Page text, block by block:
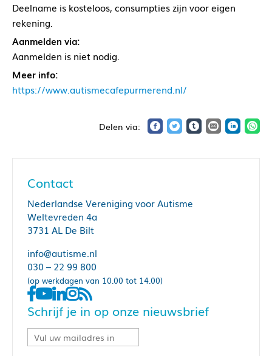
Deelname is kosteloos, consumpties zijn voor eigen
rekening.
Aanmelden via:
Aanmelden is niet nodig.
Meer info:
https://www.autismecafepurmerend.nl/
Contact
Nederlandse Vereniging voor Autisme
Weltevreden 4a
3731 AL De Bilt
info@autisme.nl
030 – 22 99 800
(op werkdagen van 10.00 tot 14.00)
Schrijf je in op onze nieuwsbrief